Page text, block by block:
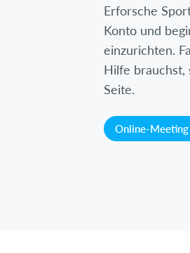
Erforsche
Konto und
einzurichten.
Hilfe brauchst,
Seite.
Online-Meeting